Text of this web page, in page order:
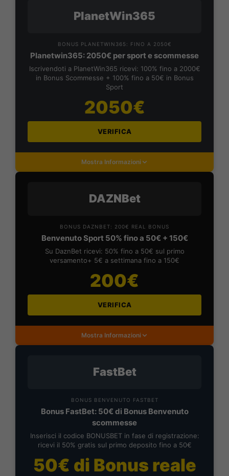
PlanetWin365
BONUS PLANETWIN365: FINO A 2050€
Planetwin365: 2050€ per sport e scommesse
Iscrivendoti a PlanetWin365 ricevi: 100% fino a 2000€
in Bonus Scommesse + 100% fino a 50€ in Bonus
Sport
2050€
VERIFICA
Mostra Informazioni
DAZNBet
BONUS DAZNBET: 200€ REAL BONUS
Benvenuto Sport 50% fino a 50€ + 150€
Su DaznBet ricevi: 50% fino a 50€ sul primo
versamento+ 5€ a settimana fino a 150€
200€
VERIFICA
Mostra Informazioni
FastBet
BONUS BENVENUTO FASTBET
Bonus FastBet: 50€ di Bonus Benvenuto
scommesse
Inserisci il codice BONUSBET in fase di registrazione:
ricevi il 50% gratis sul primo deposito fino a 50€
50€ di Bonus reale